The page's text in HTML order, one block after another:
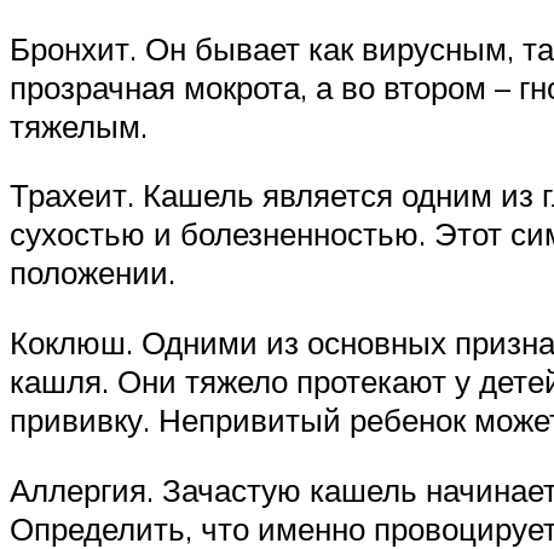
Бронхит. Он бывает как вирусным,
прозрачная мокрота, а во втором –
тяжелым.
Трахеит. Кашель является одним из
сухостью и болезненностью. Этот
положении.
Коклюш. Одними из основных
кашля. Они тяжело протекают у
прививку. Непривитый ребенок
Аллергия. Зачастую кашель
Определить, что именно